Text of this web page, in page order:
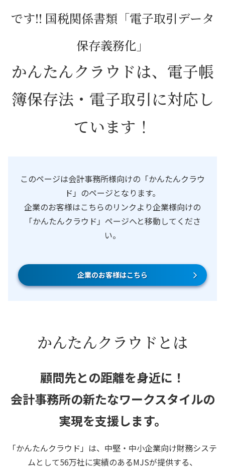
です!! 国税関係書類「電子取引データ
保存義務化」
かんたんクラウドは、電子帳
簿保存法・電子取引に対応し
ています！
このページは会計事務所様向けの「かんたんクラウ
ド」のページとなります。
企業のお客様はこちらのリンクより企業様向けの
「かんたんクラウド」ページへと移動してくださ
い。
企業のお客様はこちら
かんたんクラウドとは
顧問先との距離を身近に！
会計事務所の新たなワークスタイルの
実現を支援します。
「かんたんクラウド」は、中堅・中小企業向け財務システ
ムとして56万社に実績のあるMJSが提供する、